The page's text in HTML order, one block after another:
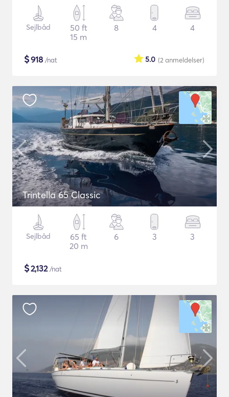
Sejlbåd
50 ft
15 m
8 4 4
$918 /nat (2 anmeldelser)
5.0
Trintella 65 Classic
Sejlbåd
65 ft
20 m
6 3 3
$2,132/nat